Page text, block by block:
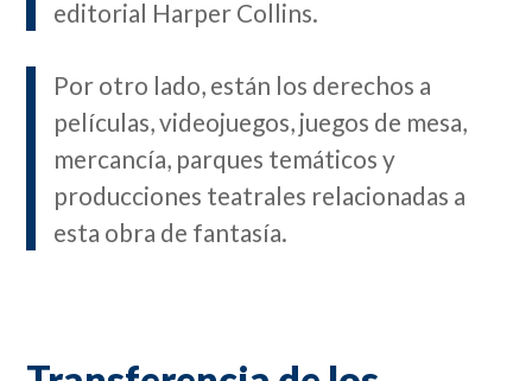
editorial Harper Collins.
Por otro lado, están los derechos a
películas, videojuegos, juegos de mesa,
mercancía, parques temáticos y
producciones teatrales relacionadas a
esta obra de fantasía.